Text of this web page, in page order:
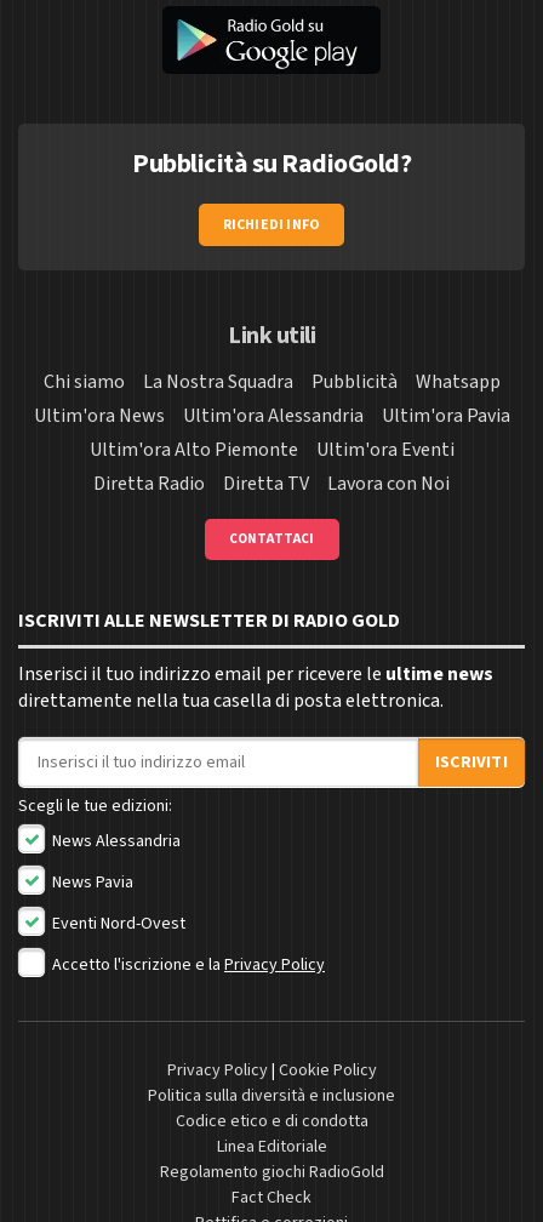
Pubblicità su RadioGold?
RICHIEDI INFO
Link utili
Chi siamo La Nostra Squadra Pubblicità
Whatsapp
Ultim'ora News
Ultim'ora Alessandria
Ultim'ora Pavia
Ultim'ora Alto Piemonte
Ultim'ora Eventi
Diretta Radio
Diretta TV Lavora con Noi
CONTATTACI
ISCRIVITI ALLE NEWSLETTER DI RADIO GOLD
Inserisci il tuo indirizzo email per ricevere le ultime news
direttamente nella tua casella di posta elettronica.
Indirizzo email
ISCRIVITI
Scegli le tue edizioni:
News Alessandria
News Pavia
Eventi Nord-Ovest
Accetto l'iscrizione e la Privacy Policy
Privacy Policy| Cookie Policy
Politica sulla diversità e inclusione
Codice etico e di condotta
Linea Editoriale
Regolamento giochi RadioGold
Fact Check